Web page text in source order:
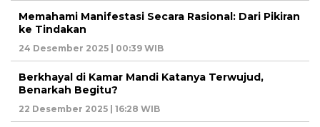
Memahami Manifestasi Secara Rasional: Dari Pikiran
ke Tindakan
24 Desember 2025 | 00:39 WIB
Berkhayal di Kamar Mandi Katanya Terwujud,
Benarkah Begitu?
22 Desember 2025 | 16:28 WIB